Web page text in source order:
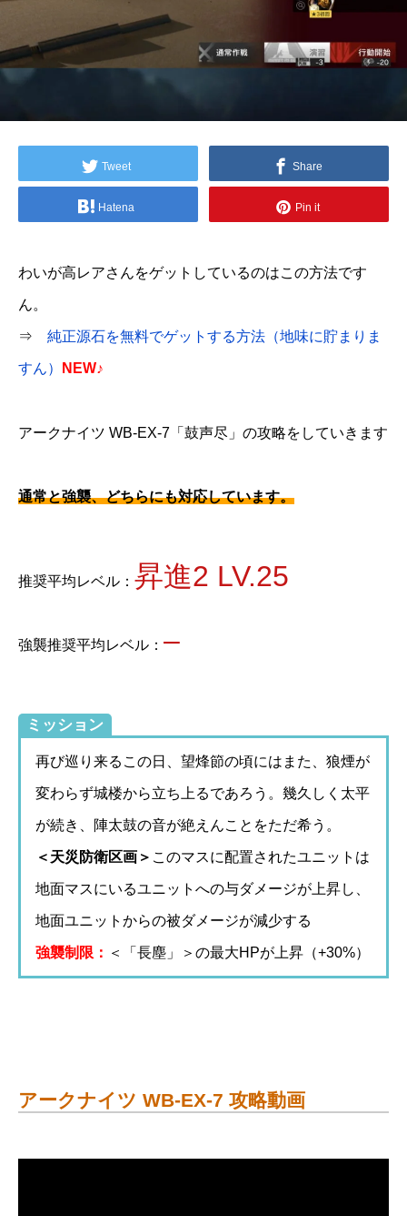
Tweet Share
Hatena Pin it
わいが高レアさんをゲットしているのはこの方法です
ん。
⇒ 純正源石を無料でゲットする方法（地味に貯まりま
すん） NEW♪
アークナイツ WB-EX-7「鼓声尽」の攻略をしていきます
通常と強襲、どちらにも対応しています。
推奨平均レベル： 昇進2 LV.25
強襲推奨平均レベル： –
ミッション
再び巡り来るこの日、望烽節の頃にはまた、狼煙が
変わらず城楼から立ち上るであろう。幾久しく太平
が続き、陣太鼓の音が絶えんことをただ希う。
＜天災防衛区画＞ このマスに配置されたユニットは
地面マスにいるユニットへの与ダメージが上昇し、
地面ユニットからの被ダメージが減少する
強襲制限： ＜「長塵」＞の最大HPが上昇（+30%）
アークナイツ WB-EX-7 攻略動画